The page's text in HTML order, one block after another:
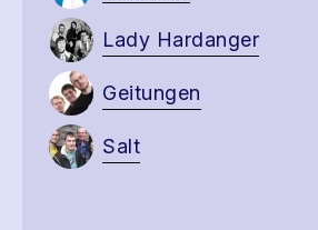
Lady Hardanger
Geitungen
Salt